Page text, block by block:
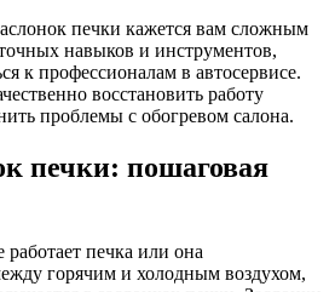
печки кажется вам сложным
навыков и инструментов,
к профессионалам в автосервисе.
восстановить работу
проблемы с обогревом салона.
печки: пошаговая
печка или она
горячим и холодным воздухом,